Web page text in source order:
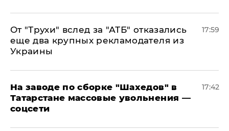
От "Трухи" вслед за "АТБ" отказались
еще два крупных рекламодателя из
Украины
17:59
На заводе по сборке "Шахедов" в
Татарстане массовые увольнения —
соцсети
17:42